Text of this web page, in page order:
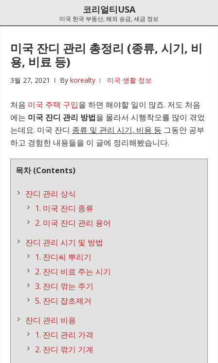
코리얼티USA
미국 한국 부동산, 해외 송금, 세금 정보
미국 잔디 관리 총정리 (종류, 시기, 비
용, 비료 등)
3월 27, 2021 By korealty 미국 생활 정보
처음 미국 주택 구입을 하면 해야할 일이 많죠. 저도 처음
에는 미국 잔디 관리 방법을 몰라서 시행착오를 많이 겪었
는데요. 미국 잔디 종류 및 관리 시기, 비용 등 그동안 공부
하고 경험한 내용들을 이 글에 정리해봤습니다.
목차 (Contents)
잔디 관리 상식
1. 미국 잔디 종류
2. 미국 잔디 관리 용어
잔디 관리 시기 및 방법
1. 잔디씨 뿌리기
2. 잔디 비료 주는 시기
3. 잔디 깎는 주기
5. 잔디 잡초제거
잔디 관리 비용
1. 잔디 관리 가격
2. 잔디 깎기 기계